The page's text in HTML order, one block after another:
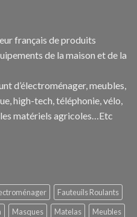
français de produits
de la maison et de la
d’électroménager, meubles,
high-tech, téléphonie, vélo,
matériels agricoles…Etc
Fauteuils Roulants
Masques Matelas
Meubles